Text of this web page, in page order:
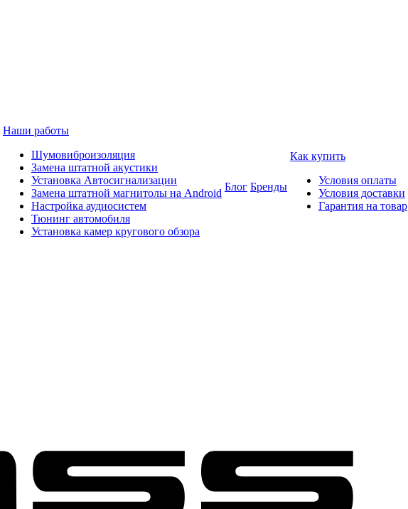
Наши работы
Шумовиброизоляция
Замена штатной акустики
Установка Автосигнализации
Замена штатной магнитолы на Android
Настройка аудиосистем
Тюнинг автомобиля
Установка камер кругового обзора
Блог Бренды
Как купить
Условия оплаты
Условия доставки
Гарантия на товар